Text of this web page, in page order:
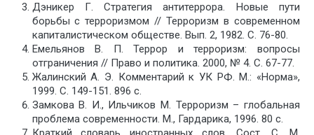
Дэникер Г. Стратегия антитеррора. Новые пути
борьбы с терроризмом // Терроризм в современном
капиталистическом обществе. Вып. 2, 1982. С. 76-80.
Емельянов В. П. Террор и терроризм: вопросы
отграничения // Право и политика. 2000, № 4. С. 67-77.
Жалинский А. Э. Комментарий к УК РФ. М.: «Норма»,
1999. С. 149-151. 896 с.
Замкова В. И., Ильчиков М. Терроризм – глобальная
проблема современности. М., Гардарика, 1996. 80 с.